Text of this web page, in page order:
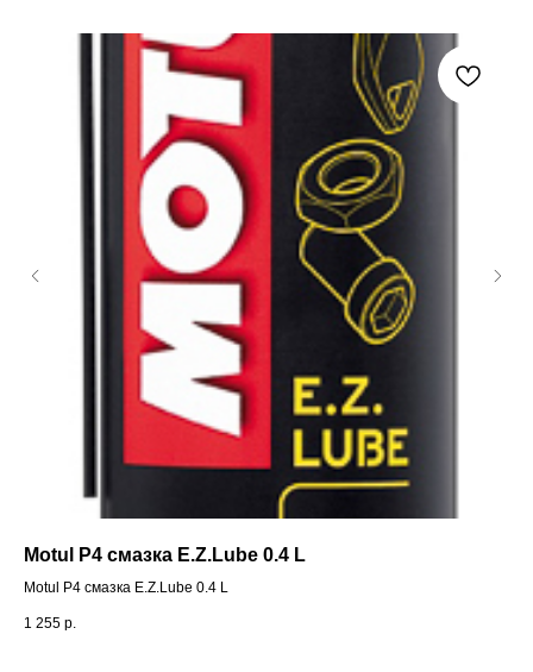
Motul P4 cмазка E.Z.Lube 0.4 L
Motul P4 cмазка E.Z.Lube 0.4 L
1 255 р.